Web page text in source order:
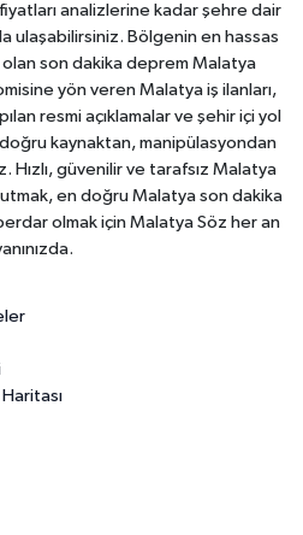
analizlerine kadar şehre dair
ulaşabilirsiniz. Bölgenin en hassas
olan son dakika deprem Malatya
yön veren Malatya iş ilanları,
resmi açıklamalar ve şehir içi yol
kaynaktan, manipülasyondan
Hızlı, güvenilir ve tarafsız Malatya
en doğru Malatya son dakika
olmak için Malatya Söz her an